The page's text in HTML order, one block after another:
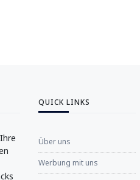
QUICK LINKS
Über uns
Werbung mit uns